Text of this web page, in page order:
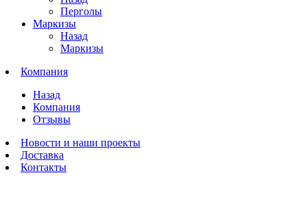
Перголы
Маркизы
Назад
Маркизы
Компания
Назад
Компания
Отзывы
Новости и наши проекты
Доставка
Контакты